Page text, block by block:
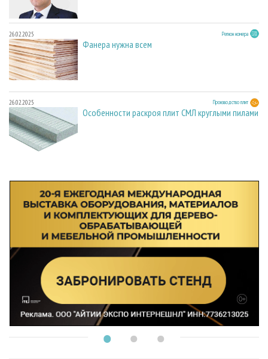
26.02.2025 Регион номера
Фанера нужна всем
26.02.2025 Производство плит
Особенности раскроя плит СМЛ круглыми пилами